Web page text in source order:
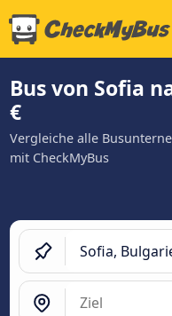
Bus von Sofia
€
Vergleiche alle
mit CheckMyBus